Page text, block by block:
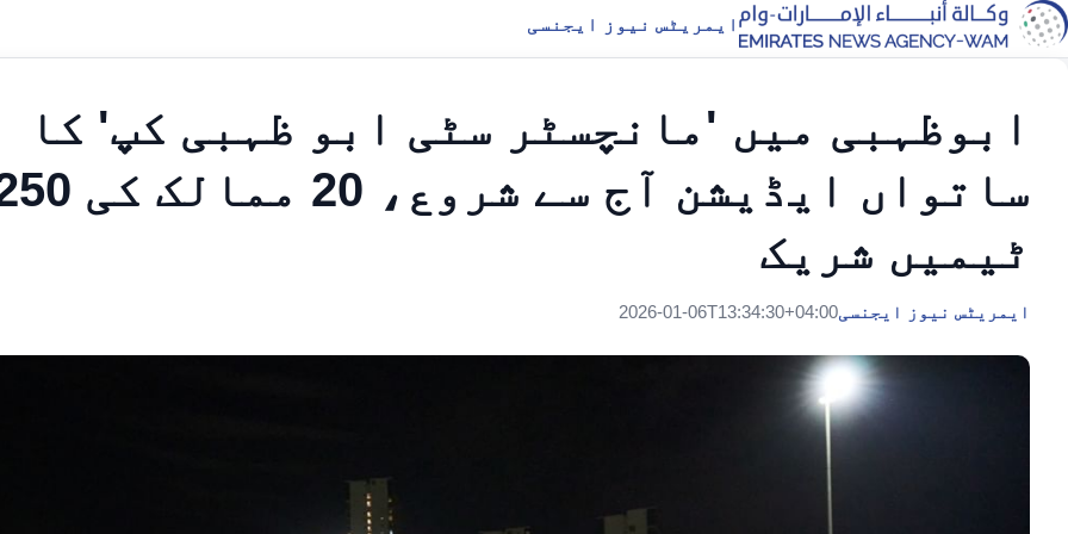
ایمریٹس نیوز ایجنسی
ابوظہبی میں 'مانچسٹر سٹی ابو ظہبی کپ' کا
ساتواں ایڈیشن آج سے شروع، 20
ٹیمیں شریک
ایمریٹس نیوز ایجنسی2026-01-06T13:34:30+04:00